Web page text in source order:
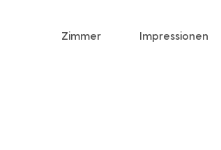
Zimmer Impressionen